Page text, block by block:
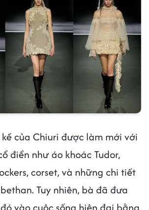
của Chiuri được làm mới với
điển như áo khoác Tudor,
corset, và những chi tiết
Tuy nhiên, bà đã đưa